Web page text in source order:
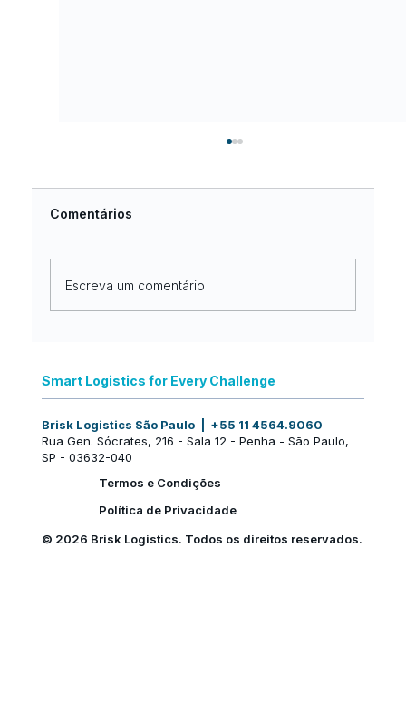
excelência no mercado internacional:
uma nova fase da Brisk Logistics
Comentários
Escreva um comentário
© 2026 Brisk Logistics. Todos os direitos reservados.
Brisk Logistics São Paulo | +55 11 4564.9060
Rua Gen. Sócrates, 216 - Sala 12 - Penha - São Paulo,
SP - 03632-040
Smart Logistics for Every Challenge
Termos e Condições
Política de Privacidade